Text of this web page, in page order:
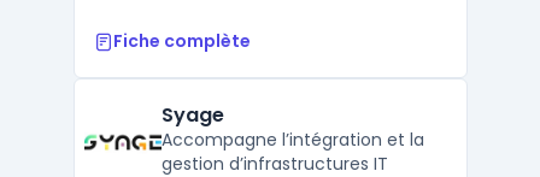
Fiche complète
Syage
Accompagne l’intégration et la
gestion d’infrastructures IT